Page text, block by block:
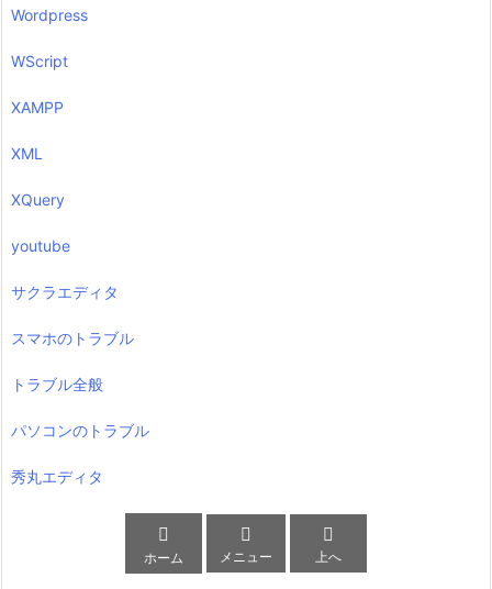
Wordpress
WScript
XAMPP
XML
XQuery
youtube
サクラエディタ
スマホのトラブル
トラブル全般
パソコンのトラブル
秀丸エディタ

ホーム

メニュー

上へ